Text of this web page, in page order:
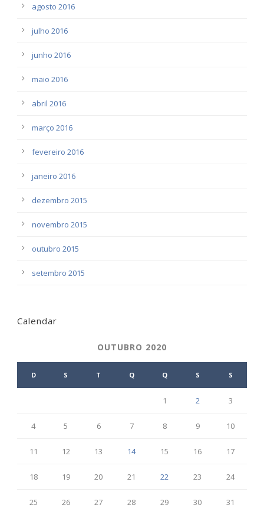
agosto 2016
julho 2016
junho 2016
maio 2016
abril 2016
março 2016
fevereiro 2016
janeiro 2016
dezembro 2015
novembro 2015
outubro 2015
setembro 2015
Calendar
OUTUBRO 2020
D S T Q Q S S
1 2 3
4 5 6 7 8 9 10
11 12 13 14 15 16 17
18 19 20 21 22 23 24
25 26 27 28 29 30
31